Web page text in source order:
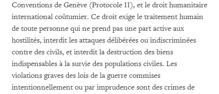
Conventions de Genève (Protocole II), et le droit humanitaire
international coûtumier. Ce droit exige le traitement humain
de toute personne qui ne prend pas une part active aux
hostilités, interdit les attaques délibérées ou indiscriminées
contre des civils, et interdit la destruction des biens
indispensables à la survie des populations civiles. Les
violations graves des lois de la guerre commises
intentionnellement ou par imprudence sont des crimes de